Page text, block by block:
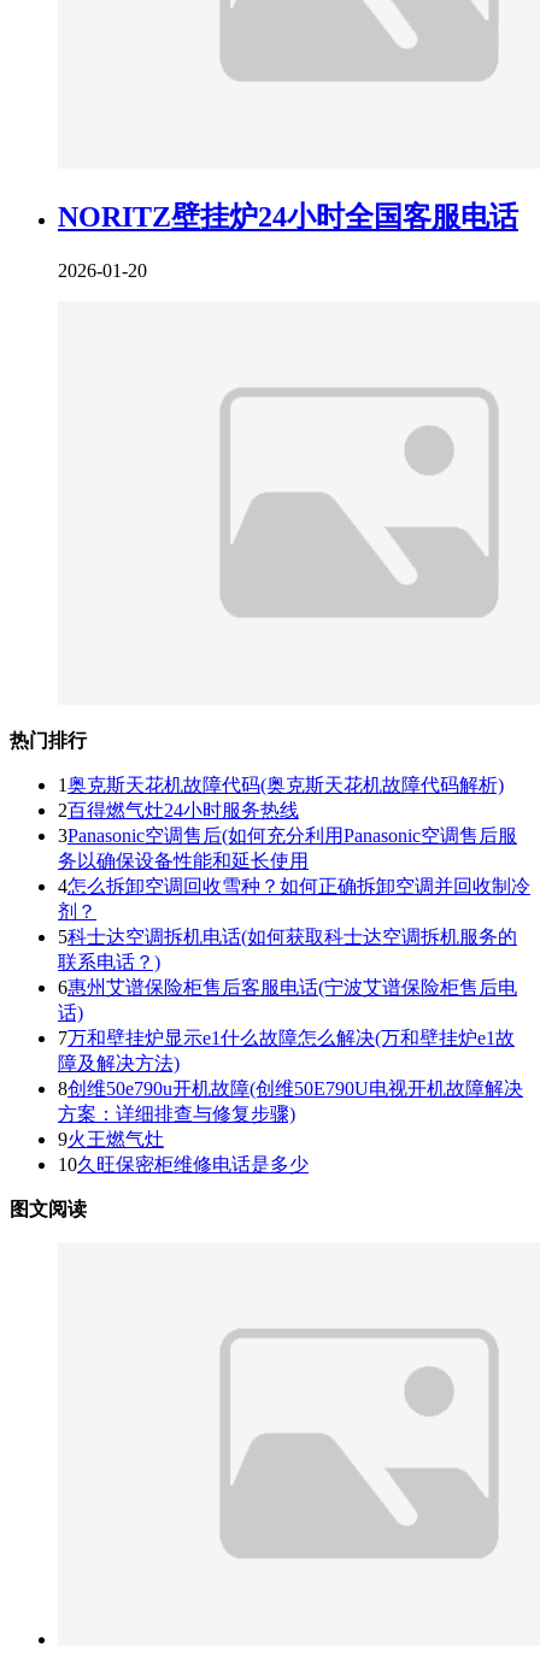
NORITZ壁挂炉24小时全国客服电话
2026-01-20
热门排行
1奥克斯天花机故障代码(奥克斯天花机故障代码解析)
2百得燃气灶24小时服务热线
3Panasonic空调售后(如何充分利用Panasonic空调售后服
务以确保设备性能和延长使用
4怎么拆卸空调回收雪种？如何正确拆卸空调并回收制冷
剂？
5科士达空调拆机电话(如何获取科士达空调拆机服务的
联系电话？)
6惠州艾谱保险柜售后客服电话(宁波艾谱保险柜售后电
话)
7万和壁挂炉显示e1什么故障怎么解决(万和壁挂炉e1故
障及解决方法)
8创维50e790u开机故障(创维50E790U电视开机故障解决
方案：详细排查与修复步骤)
9火王燃气灶
10久旺保密柜维修电话是多少
图文阅读